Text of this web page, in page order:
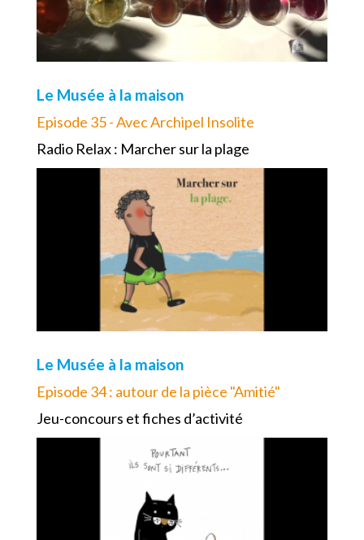
Le Musée à la maison
Episode 35 - Avec Archipel Insolite
Radio Relax : Marcher sur la plage
Le Musée à la maison
Episode 34 : autour de la pièce "Amitié"
Jeu-concours et fiches d’activité